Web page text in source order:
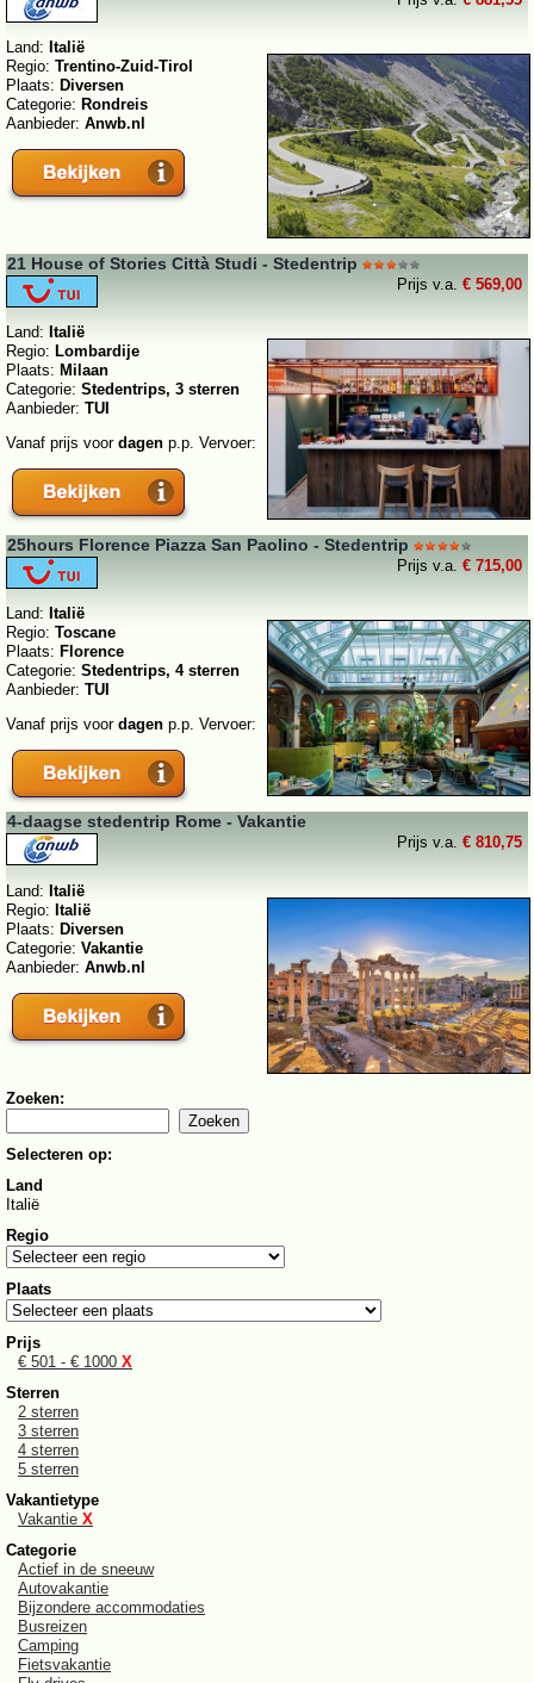
Land: Italië
Regio: Trentino-Zuid-Tirol
Plaats: Diversen
Categorie: Rondreis
Aanbieder: Anwb.nl
21 House of Stories Città Studi - Stedentrip
Prijs v.a. € 569,00
Land: Italië
Regio: Lombardije
Plaats: Milaan
Categorie: Stedentrips, 3 sterren
Aanbieder: TUI
Vanaf prijs voor dagen p.p. Vervoer:
25hours Florence Piazza San Paolino - Stedentrip
Prijs v.a. € 715,00
Land: Italië
Regio: Toscane
Plaats: Florence
Categorie: Stedentrips, 4 sterren
Aanbieder: TUI
Vanaf prijs voor dagen p.p. Vervoer:
4-daagse stedentrip Rome - Vakantie
Prijs v.a. € 810,75
Land: Italië
Regio: Italië
Plaats: Diversen
Categorie: Vakantie
Aanbieder: Anwb.nl
Zoeken:
Selecteren op:
Land
Italië
Regio
Plaats
Prijs
€ 501 - € 1000 X
Sterren
2 sterren
3 sterren
4 sterren
5 sterren
Vakantietype
Vakantie X
Categorie
Actief in de sneeuw
Autovakantie
Bijzondere accommodaties
Busreizen
Camping
Fietsvakantie